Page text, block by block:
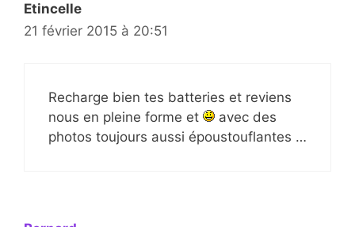
Etincelle
21 février 2015 à 20:51
Recharge bien tes batteries et reviens
nous en pleine forme et
avec des
photos toujours aussi époustouflantes …